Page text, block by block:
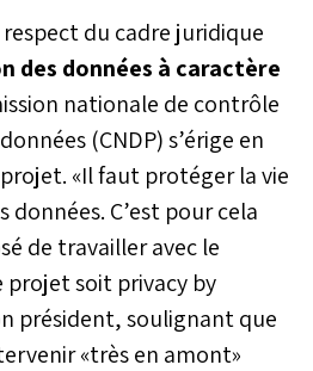
respect du cadre juridique
des données à caractère
nationale de contrôle
(CNDP) s’érige en
«Il faut protéger la vie
C’est pour cela
de travailler avec le
projet soit privacy by
président, soulignant que
«très en amont»